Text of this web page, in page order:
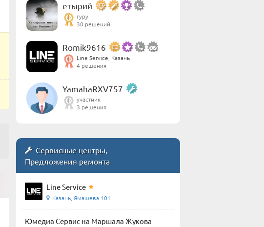
етырий
гуру
30 решений
Romik9616
Line Service, Казань
4 решения
YamahaRXV757
участник
3 решения
Сервисные центры,
Предложения ремонта
Line Service
Казань, Ямашева 101
Юмедиа Сервис на Маршала Жукова